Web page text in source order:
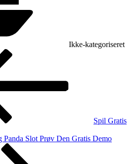
Ikke-kategoriseret
Spil Gratis
Slot Prøv Den Gratis Demo